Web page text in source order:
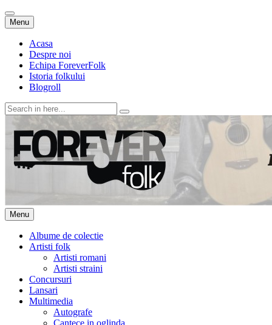
Menu Skip
to
content
Acasa
Despre noi
Echipa ForeverFolk
Istoria folkului
Blogroll
Search
for:
ForeverFolk
Muzica sufletului tau
Menu Skip
to
content
Albume de colectie
Artisti folk
Artisti romani
Artisti straini
Concursuri
Lansari
Multimedia
Autografe
Cantece in oglinda